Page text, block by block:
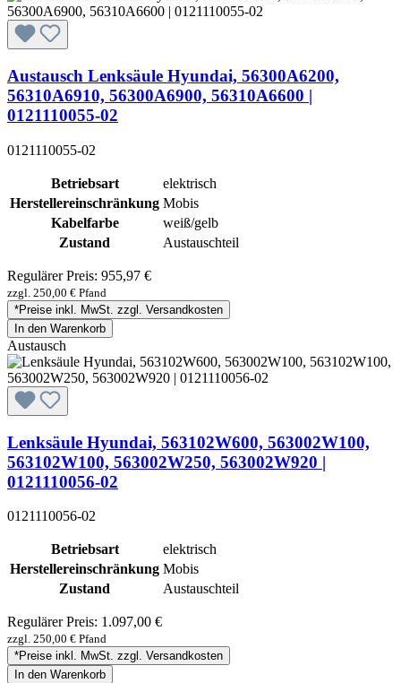
Austausch Lenksäule Hyundai, 56300A6200,
56310A6910, 56300A6900, 56310A6600 |
0121110055-02
0121110055-02
Betriebsart
elektrisch
Herstellereinschränkung Mobis
Kabelfarbe
weiß/gelb
Zustand
Austauschteil
Regulärer Preis: 955,97 €
zzgl. 250,00 € Pfand
*Preise inkl. MwSt. zzgl. Versandkosten
In den Warenkorb
Austausch
Lenksäule Hyundai, 563102W600, 563002W100,
563102W100, 563002W250, 563002W920 |
0121110056-02
0121110056-02
Betriebsart
elektrisch
Herstellereinschränkung Mobis
Zustand
Austauschteil
Regulärer Preis: 1.097,00 €
zzgl. 250,00 € Pfand
*Preise inkl. MwSt. zzgl. Versandkosten
In den Warenkorb